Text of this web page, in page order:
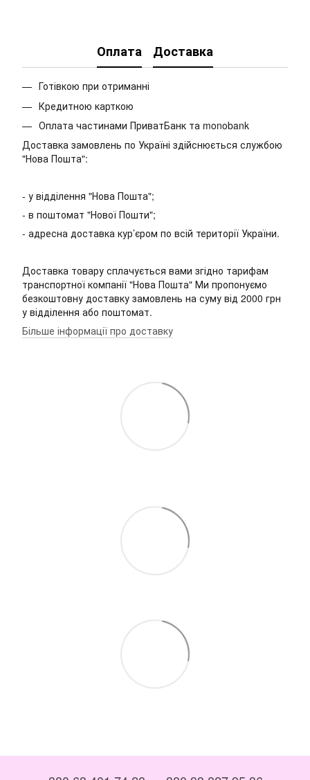
Оплата Доставка
Готівкою при отриманні
Кредитною карткою
Оплата частинами ПриватБанк та monobank
Доставка замовлень по Україні здійснюється службою
"Нова Пошта":
- у відділення "Нова Пошта";
- в поштомат "Нової Пошти";
- адресна доставка кур’єром по всій території України.
Доставка товару сплачується вами згідно тарифам
транспортної компанії "Нова Пошта" Ми пропонуємо
безкоштовну доставку замовлень на суму від 2000 грн
у відділення або поштомат.
Більше інформації про доставку